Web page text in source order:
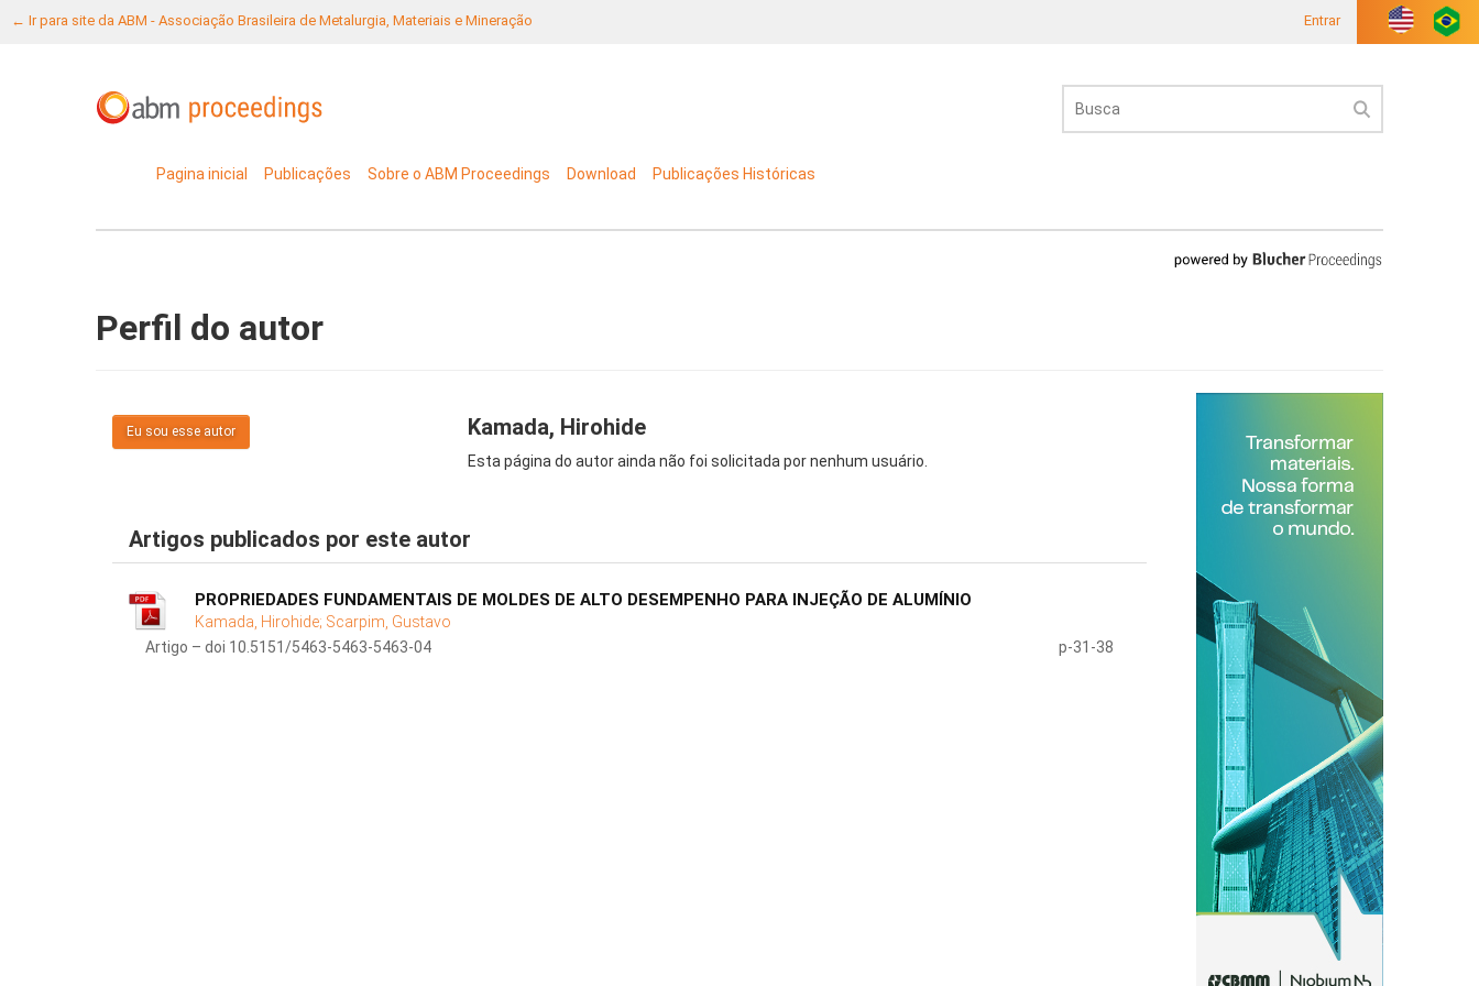
← Ir para site da ABM - Associação Brasileira de Metalurgia, Materiais e Mineração Entrar
Pagina inicial Publicações Sobre o ABM Proceedings Download Publicações Históricas
Perfil do autor
Eu sou esse autor Kamada, Hirohide
Esta página do autor ainda não foi solicitada por nenhum usuário.
Artigos publicados por este autor
PROPRIEDADES FUNDAMENTAIS DE MOLDES DE ALTO DESEMPENHO PARA INJEÇÃO DE ALUMÍNIO
Kamada, Hirohide; Scarpim, Gustavo
Artigo – doi 10.5151/5463-5463-5463-04
p-31-38